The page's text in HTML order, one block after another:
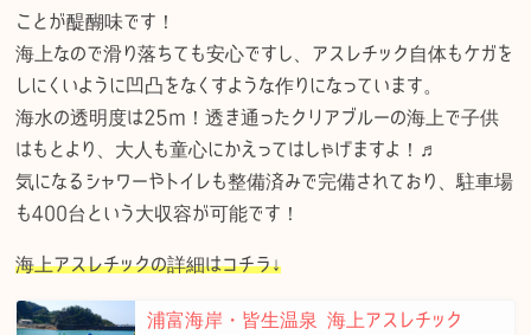
ことが醍醐味です！
海上なので滑り落ちても安心ですし、アスレチック自体もケガを
しにくいように凹凸をなくすような作りになっています。
海水の透明度は25m！透き通ったクリアブルーの海上で子供
はもとより、大人も童心にかえってはしゃげますよ！♬
気になるシャワーやトイレも整備済みで完備されており、駐車場
も400台という大収容が可能です！
海上アスレチックの詳細はコチラ↓
浦富海岸・皆生温泉 海上アスレチック